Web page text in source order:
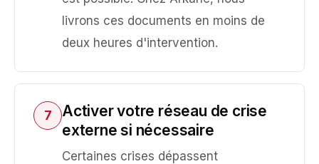
livrons ces documents en moins de
deux heures d'intervention.
7
Activer votre réseau de crise
externe si nécessaire
Certaines crises dépassent